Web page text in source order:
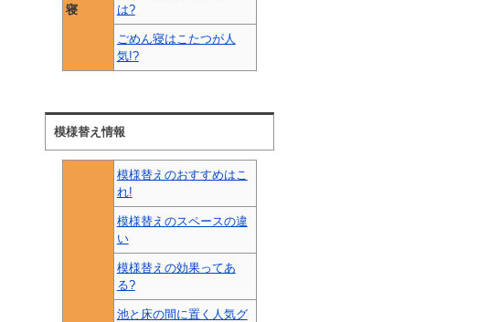
寝
は?
ごめん寝はこたつが人
気!?
模様替え情報
模様替えのおすすめはこ
れ!
模様替えのスペースの違
い
模様替えの効果ってあ
る?
池と床の間に置く人気グ